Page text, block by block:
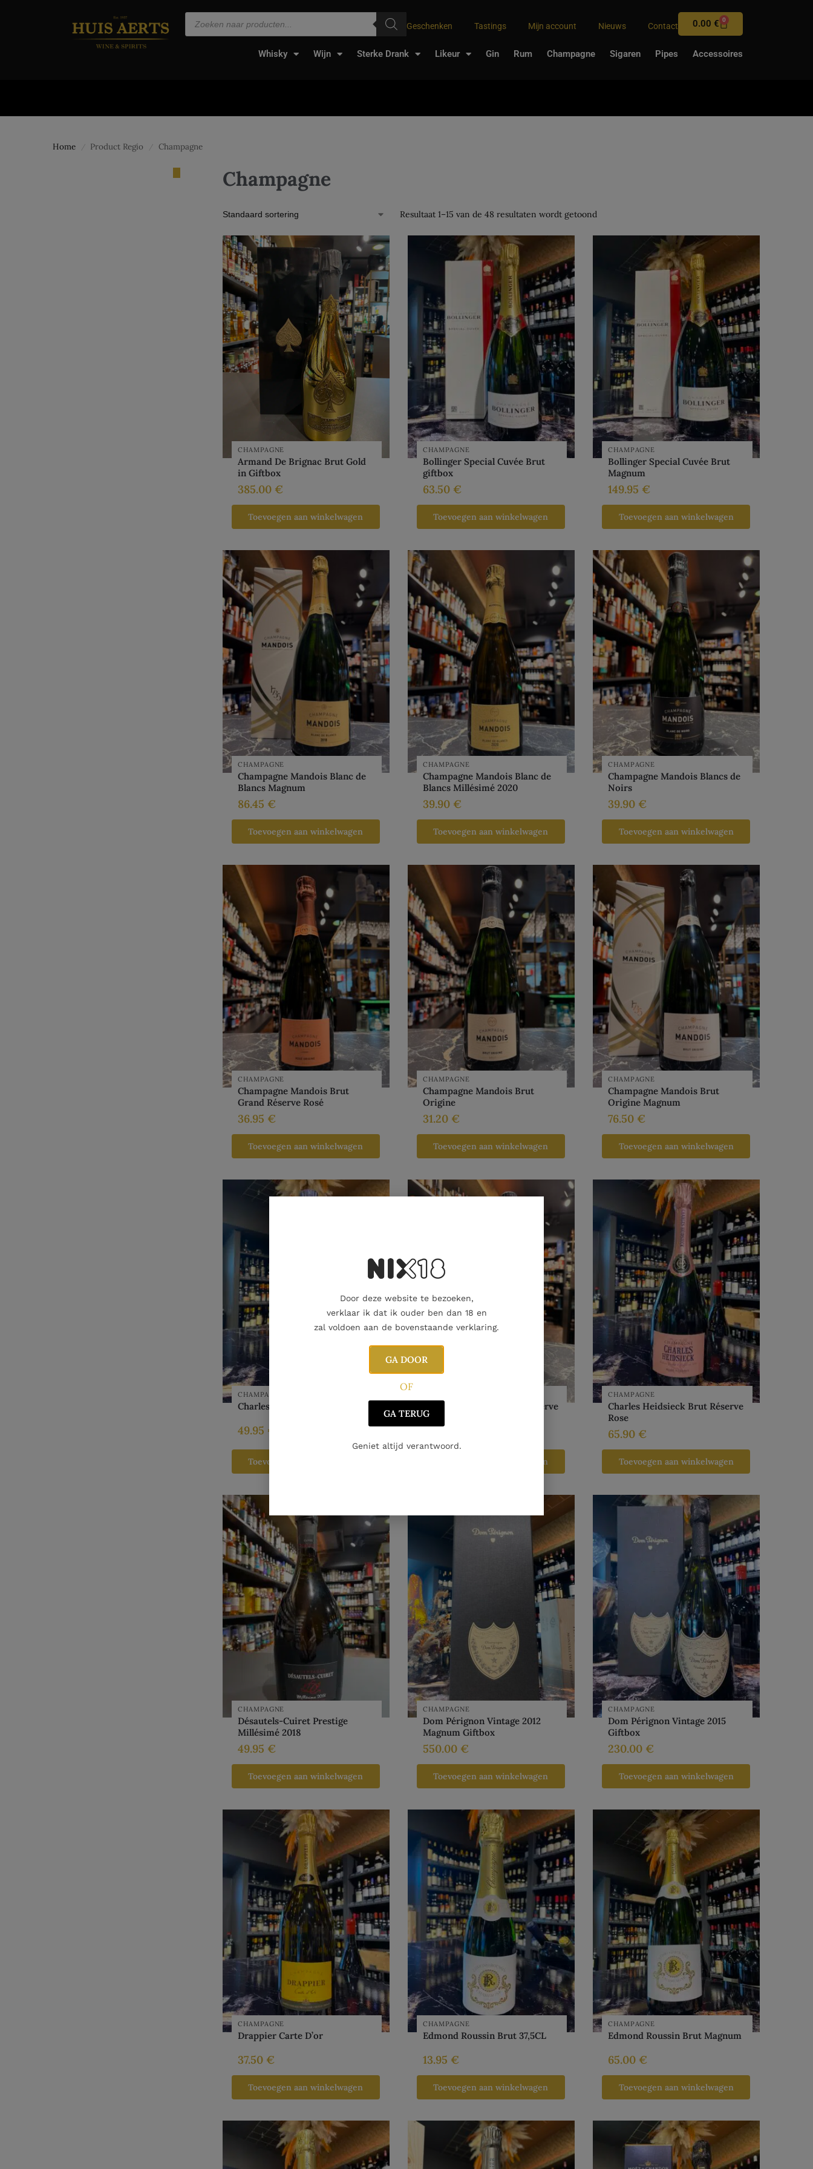
Geschenken Tastings Mijn account Nieuws Contact 0.00€ 0
Whisky Wijn Sterke Drank Likeur Gin Rum Champagne Sigaren Pipes Accessoires
Home / Product Regio / Champagne
Champagne
Resultaat 1–15 van de 48 resultaten wordt getoond
CHAMPAGNE
Armand De Brignac Brut Gold
in Giftbox
385.00 €
Toevoegen aan winkelwagen
CHAMPAGNE
Bollinger Special Cuvée Brut
giftbox
63.50 €
Toevoegen aan winkelwagen
CHAMPAGNE
Bollinger Special Cuvée Brut
Magnum
149.95 €
Toevoegen aan winkelwagen
CHAMPAGNE
Champagne Mandois Blanc de
Blancs Magnum
86.45 €
Toevoegen aan winkelwagen
CHAMPAGNE
Champagne Mandois Blanc de
Blancs Millésimé 2020
39.90 €
Toevoegen aan winkelwagen
CHAMPAGNE
Champagne Mandois Blancs de
Noirs
39.90 €
Toevoegen aan winkelwagen
CHAMPAGNE
Champagne Mandois Brut
Grand Réserve Rosé
36.95 €
Toevoegen aan winkelwagen
CHAMPAGNE
Champagne Mandois Brut
Origine
31.20 €
Toevoegen aan winkelwagen
CHAMPAGNE
Champagne Mandois Brut
Origine Magnum
76.50 €
Toevoegen aan winkelwagen
CHAMPAGNE
Charles Heidsieck Brut Réserve
49.95 €
Toevoegen aan winkelwagen
Charles Heidsieck Brut Réserve
Magnum
Toevoegen aan winkelwagen
CHAMPAGNE
Charles Heidsieck Brut Réserve
Rose
65.90 €
Toevoegen aan winkelwagen
CHAMPAGNE
Désautels-Cuiret Prestige
Millésimé 2018
49.95 €
Toevoegen aan winkelwagen
CHAMPAGNE
Dom Pérignon Vintage 2012
Magnum Giftbox
550.00 €
Toevoegen aan winkelwagen
CHAMPAGNE
Dom Pérignon Vintage 2015
Giftbox
230.00 €
Toevoegen aan winkelwagen
CHAMPAGNE
Drappier Carte D’or
37.50 €
Toevoegen aan winkelwagen
CHAMPAGNE
Edmond Roussin Brut 37,5CL
13.95 €
Toevoegen aan winkelwagen
CHAMPAGNE
Edmond Roussin Brut Magnum
65.00 €
Toevoegen aan winkelwagen
Door deze website te bezoeken,
verklaar ik dat ik ouder ben dan 18 en
zal voldoen aan de bovenstaande verklaring.
GA DOOR
OF
GA TERUG
Geniet altijd verantwoord.